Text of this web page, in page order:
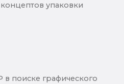
упаковки
в поиске графического